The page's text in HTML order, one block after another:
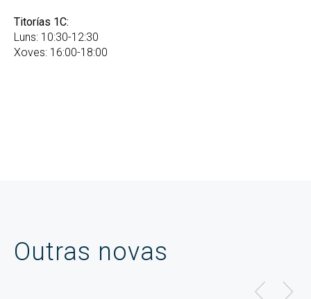
Titorías 1C:
Luns: 10:30-12:30
Xoves: 16:00-18:00
Outras novas